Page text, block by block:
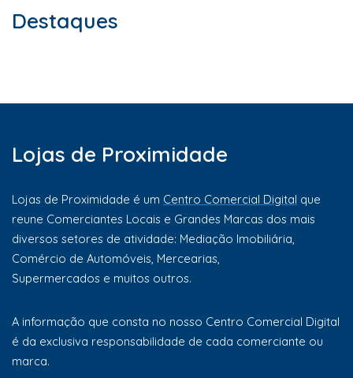
Destaques
Lojas de Proximidade
Lojas de Proximidade é um Centro Comercial Digital que
reune Comerciantes Locais e Grandes Marcas dos mais
diversos setores de atividade: Mediação Imobiliária,
Comércio de Automóveis, Mercearias,
Supermercados e muitos outros.
A informação que consta no nosso Centro Comercial Digital
é da exclusiva responsabilidade de cada comerciante ou
marca.